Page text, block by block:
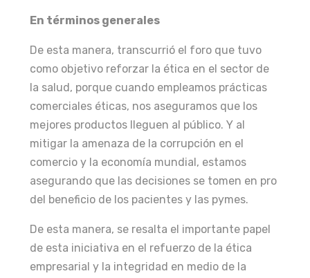
En términos generales
De esta manera, transcurrió el foro que tuvo
como objetivo reforzar la ética en el sector de
la salud, porque cuando empleamos prácticas
comerciales éticas, nos aseguramos que los
mejores productos lleguen al público. Y al
mitigar la amenaza de la corrupción en el
comercio y la economía mundial, estamos
asegurando que las decisiones se tomen en pro
del beneficio de los pacientes y las pymes.
De esta manera, se resalta el importante papel
de esta iniciativa en el refuerzo de la ética
empresarial y la integridad en medio de la